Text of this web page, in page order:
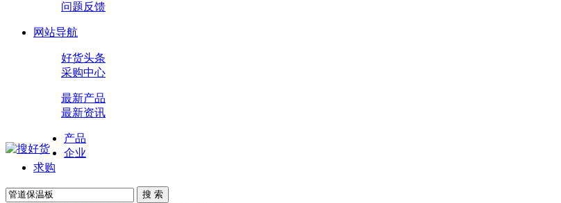
问题反馈
网站导航
好货头条
采购中心
最新产品
最新资讯
产品
企业
求购
搜 索